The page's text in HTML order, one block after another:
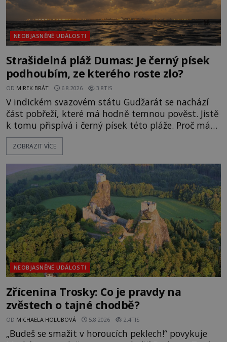
NEOBJASNĚNÉ UDÁLOSTI
Strašidelná pláž Dumas: Je černý písek
podhoubím, ze kterého roste zlo?
OD MIREK BRÁT 6.8.2026 3.8TIS
V indickém svazovém státu Gudžarát se nachází
část pobřeží, které má hodně temnou pověst. Jistě
k tomu přispívá i černý písek této pláže. Proč má
pláž takové netypické zbarvení? Nakolik jsou
pravdivé historky, že zde došlo k nevysvětlitelným
následovat. Vstupujeme na pláž Dumas ve městě
Surat. Gu
ZOBRAZIT VÍCE
NEOBJASNĚNÉ UDÁLOSTI
Zřícenina Trosky: Co je pravdy na
zvěstech o tajné chodbě?
OD MICHAELA HOLUBOVÁ 5.8.2026 2.4TIS
„Budeš se smažit v horoucích peklech!“ povykuje